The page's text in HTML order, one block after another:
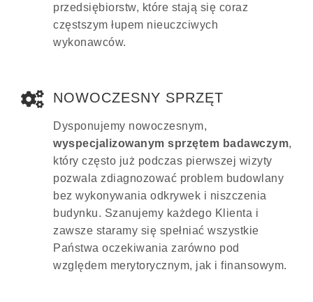
przedsiębiorstw, które stają się coraz
częstszym łupem nieuczciwych
wykonawców.
NOWOCZESNY SPRZĘT
Dysponujemy nowoczesnym,
wyspecjalizowanym sprzętem badawczym,
który często już podczas pierwszej wizyty
pozwala zdiagnozować problem budowlany
bez wykonywania odkrywek i niszczenia
budynku. Szanujemy każdego Klienta i
zawsze staramy się spełniać wszystkie
Państwa oczekiwania zarówno pod
względem merytorycznym, jak i finansowym.